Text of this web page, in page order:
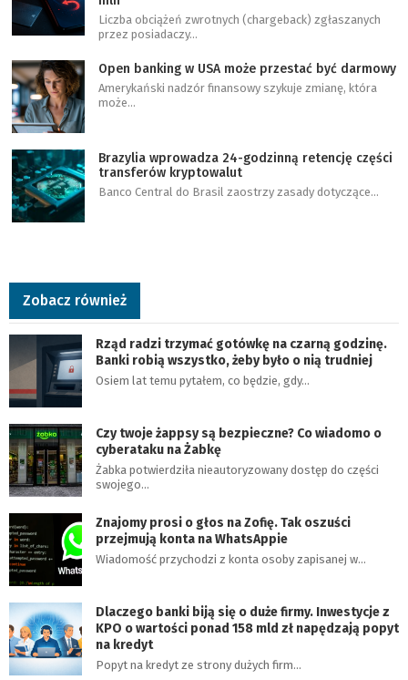
Liczba obciążeń zwrotnych (chargeback) zgłaszanych
przez posiadaczy…
Open banking w USA może przestać być darmowy
Amerykański nadzór finansowy szykuje zmianę, która
może…
Brazylia wprowadza 24-godzinną retencję części
transferów kryptowalut
Banco Central do Brasil zaostrzy zasady dotyczące…
Zobacz również
Rząd radzi trzymać gotówkę na czarną godzinę.
Banki robią wszystko, żeby było o nią trudniej
Osiem lat temu pytałem, co będzie, gdy…
Czy twoje żappsy są bezpieczne? Co wiadomo o
cyberataku na Żabkę
Żabka potwierdziła nieautoryzowany dostęp do części
swojego…
Znajomy prosi o głos na Zofię. Tak oszuści
przejmują konta na WhatsAppie
Wiadomość przychodzi z konta osoby zapisanej w…
Dlaczego banki biją się o duże firmy. Inwestycje z
KPO o wartości ponad 158 mld zł napędzają popyt
na kredyt
Popyt na kredyt ze strony dużych firm…